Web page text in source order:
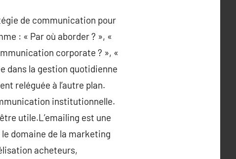
de communication pour
: « Par où aborder ? », «
corporate ? », «
dans la gestion quotidienne
reléguée à l’autre plan.
institutionnelle.
utile.L’emailing est une
domaine de la marketing
acheteurs,